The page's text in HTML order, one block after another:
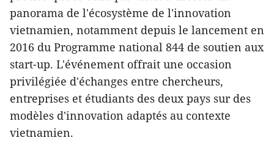
panorama de l'écosystème de l'innovation
vietnamien, notamment depuis le lancement en
2016 du Programme national 844 de soutien aux
start-up. L'événement offrait une occasion
privilégiée d'échanges entre chercheurs,
entreprises et étudiants des deux pays sur des
modèles d'innovation adaptés au contexte
vietnamien.